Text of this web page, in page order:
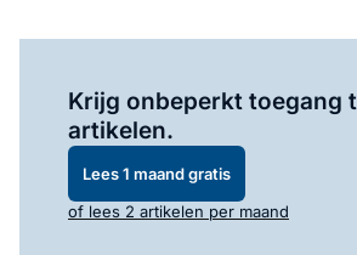
Krijg onbeperkt toegang
artikelen.
Lees 1 maand gratis
of lees 2 artikelen per maand